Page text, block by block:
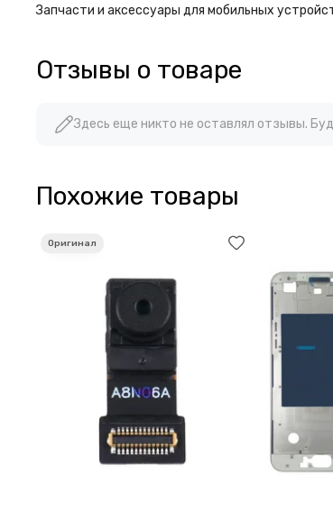
Запчасти и аксессуары для мобильных
Отзывы о товаре
Здесь еще никто не оставлял отзывы.
Похожие товары